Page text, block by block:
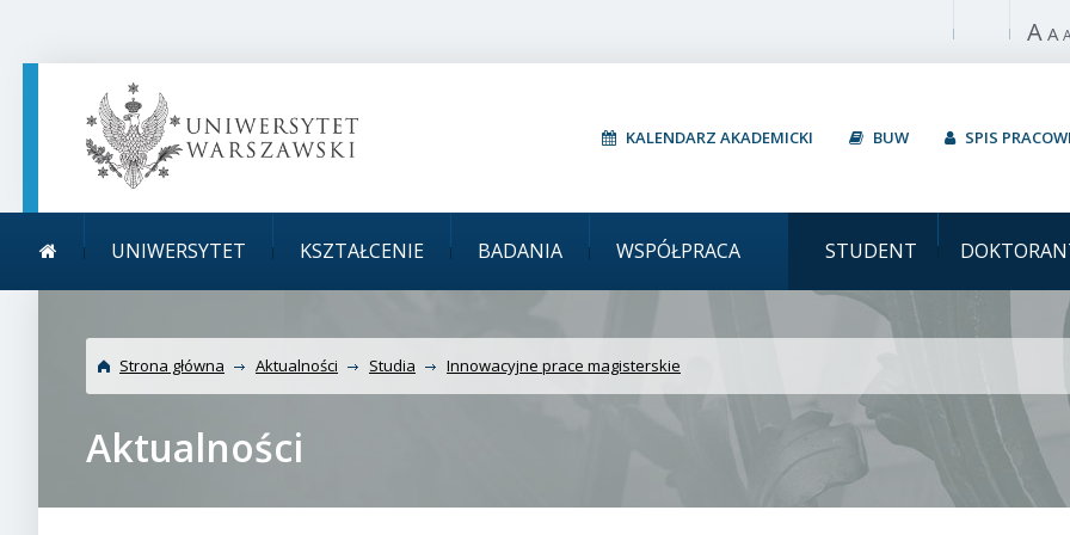
Włącz A A
KALENDARZ AKADEMICKI BUW SPIS
główne
UNIWERSYTET KSZTAŁCENIE BADANIA WSPÓŁPRACA STUDENT
Uniwersytet Warszawski
Strona główna Aktualności Studia Innowacyjne prace magisterskie
Aktualności